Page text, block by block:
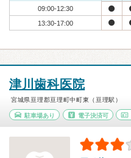
09:00-12:30
13:30-17:00
津川歯科医院
宮城県亘理郡亘理町中町東（亘理駅）
駐車場あり 電子決済可